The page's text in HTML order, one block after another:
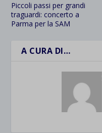
Piccoli passi per grandi
traguardi: concerto a
Parma per la SAM
A CURA DI…